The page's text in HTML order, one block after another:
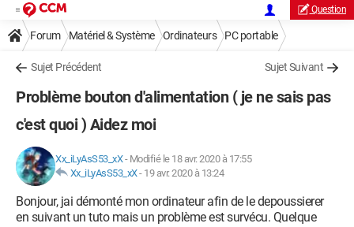
Question
Forum Matériel & Système Ordinateurs PC portable
Sujet Précédent Sujet Suivant
Problème bouton d'alimentation ( je ne sais pas
c'est quoi ) Aidez moi
Xx_iLyAsS53_xX- Modifié le 18 avr. 2020 à 17:55
Xx_iLyAsS53_xX- 19 avr. 2020 à 13:24
Bonjour, jai démonté mon ordinateur afin de le depoussierer
en suivant un tuto mais un problème est survécu. Quelque